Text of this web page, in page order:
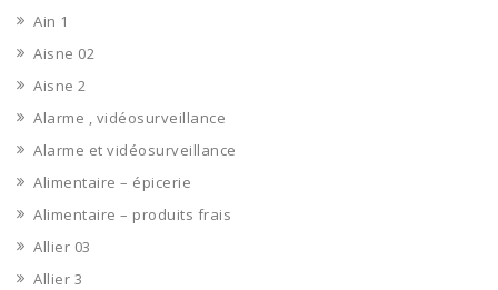
Ain 1
Aisne 02
Aisne 2
Alarme , vidéosurveillance
Alarme et vidéosurveillance
Alimentaire – épicerie
Alimentaire – produits frais
Allier 03
Allier 3